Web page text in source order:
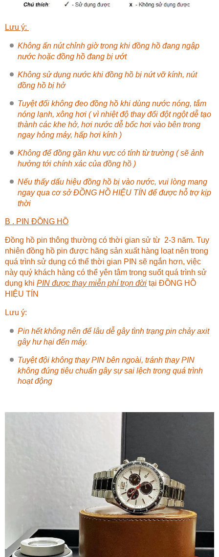
Lưu ý:
Không ấn nút chỉnh giờ trong khi đồng hồ đang ngập
nước hoặc đồng hồ đang bị ướt
Không sử dụng nước khi đồng hồ bị nứt vỡ kính, nút
đồng hồ bị hở
Tuyệt đối không đeo đồng hồ khi dùng nước nóng, tắm
nóng lạnh, xông hơi ( vì nhiệt độ thay đổi đột ngột dễ tạo
thành các khe hở, hơi nước dễ bốc hơi vào bên trong
ngay hỏng máy, hấp hơi kính )
Không để đồng gần khu vực có tính từ trường ( sẽ ảnh
hưởng tới chính xác của đồng hồ )
Nếu thấy dấu hiệu đồng hồ bị vào nước, vui lòng mang
ngay qua cơ sởĐỒNG HỒ HIỆU TÍN để được hỗ trợ kịp
thời
B . PIN ĐỒNG HỒ
Đồng hồ pin thông thường có thời gian sử từ 2-3 năm. Tuy
nhiên đồng hồ pin được hãng sản xuất hàng loạt nên trong
quá trình sử dụng có thể thời gian PIN sẽ ngắn hơn, việc
này quý khách hàng có thể yên tâm trong suốt quá trình sử
dụng khi PIN được thay miễn phí trọn đời tại ĐỒNG HỒ
HIỆU TÍN
Lưu ý:
Pin hết không nên để lâu dễ gây tình trạng pin chảy axit
gây hư hại đến máy.
Tuyệt đội không thay PIN bên ngoài, tránh thay PIN
không đúng tiêu chuẩn gây sự sai lệch trong quá trình
hoạt động